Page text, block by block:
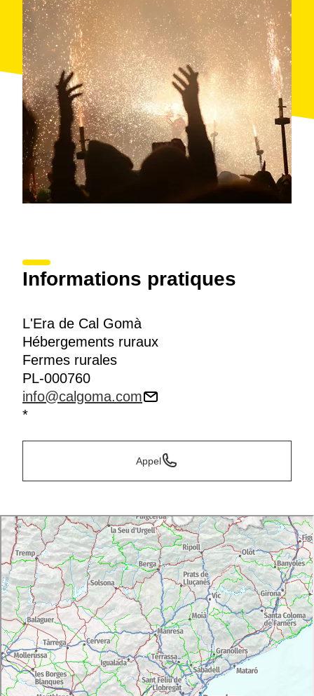
Informations pratiques
L'Era de Cal Gomà
Hébergements ruraux
Fermes rurales
PL-000760
info@calgoma.com
*
Appel